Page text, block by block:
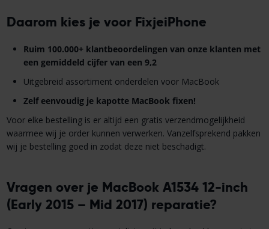
Daarom kies je voor FixjeiPhone
Ruim 100.000+ klantbeoordelingen van onze klanten met
een gemiddeld cijfer van een 9,2
Uitgebreid assortiment onderdelen voor MacBook
Zelf eenvoudig je kapotte MacBook fixen!
Voor elke bestelling is er altijd een gratis verzendmogelijkheid
waarmee wij je order kunnen verwerken. Vanzelfsprekend pakken
wij je bestelling goed in zodat deze niet beschadigt.
Vragen over je MacBook A1534 12-inch
(Early 2015 – Mid 2017) reparatie?